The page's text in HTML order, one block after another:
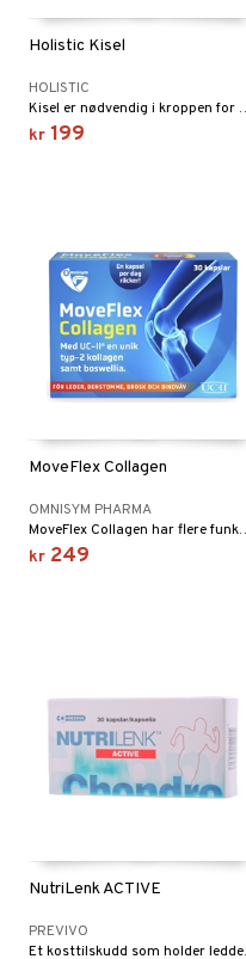
Holistic Kisel
HOLISTIC
Kisel er nødvendig i
kr 199
MoveFlex Collagen
OMNISYM PHARMA
MoveFlex Collagen har
kr 249
NutriLenk ACTIVE
PREVIVO
Et